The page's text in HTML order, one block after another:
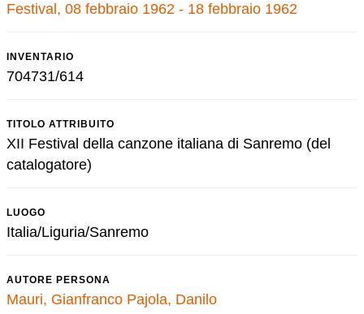
Festival, 08 febbraio 1962 - 18 febbraio 1962
INVENTARIO
704731/614
TITOLO ATTRIBUITO
XII Festival della canzone italiana di Sanremo (del
catalogatore)
LUOGO
Italia/Liguria/Sanremo
AUTORE PERSONA
Mauri, Gianfranco Pajola, Danilo